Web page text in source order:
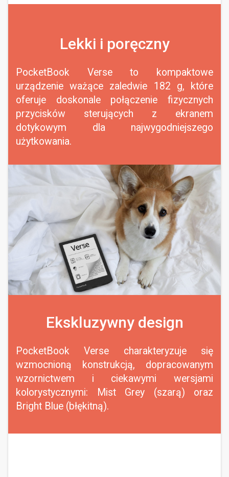
Lekki i poręczny
PocketBook Verse to kompaktowe
urządzenie ważące zaledwie 182 g, które
oferuje doskonale połączenie fizycznych
przycisków sterujących z ekranem
dotykowym dla najwygodniejszego
użytkowania.
Ekskluzywny design
PocketBook Verse charakteryzuje się
wzmocnioną konstrukcją, dopracowanym
wzornictwem i ciekawymi wersjami
kolorystycznymi: Mist Grey (szarą) oraz
Bright Blue (błękitną).